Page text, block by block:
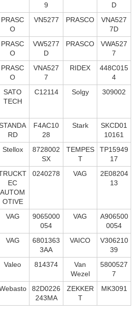
9
D
PRASC
O
VN5277 PRASCO
VNA527
7D
PRASC
O
VW5277
D
PRASCO
VWA527
7
PRASC
O
VNA527
7
RIDEX
448C015
4
SATO
TECH
C12114 Solgy 309002
RD
F4AC10
28
Stark
SKCD01
10161
Stellox
8728002
SX
TEMPES
T
TP15949
17
EC
AUTOM
OTIVE
0240278 VAG
2E08204
13
VAG
9065000
054
VAG
A906500
0054
VAG
6801363
3AA
VAICO
V306210
39
Valeo 814374
Van
Wezel
5800527
7
82D0226
243MA
ZEKKER
T
MK3091